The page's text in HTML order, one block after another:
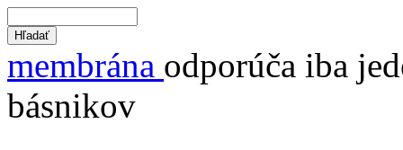
membrána odporúča iba
básnikov